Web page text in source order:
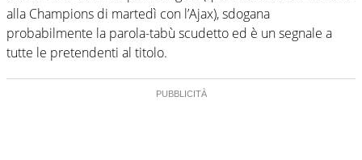
alla Champions di martedì con l’Ajax), sdogana
probabilmente la parola-tabù scudetto ed è un segnale a
tutte le pretendenti al titolo.